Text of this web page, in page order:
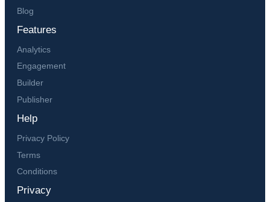
Blog
Features
Analytics
Engagement
Builder
Publisher
Help
Privacy Policy
Terms
Conditions
Privacy